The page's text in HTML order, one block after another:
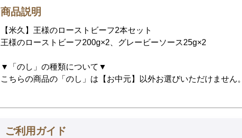
商品説明
【米久】王様のローストビーフ2本セット
王様のローストビーフ200g×2、グレービーソース25g×2
▼「のし」の種類について▼
こちらの商品の「のし」は【お中元】以外お選びいただけません。
ご利用ガイド